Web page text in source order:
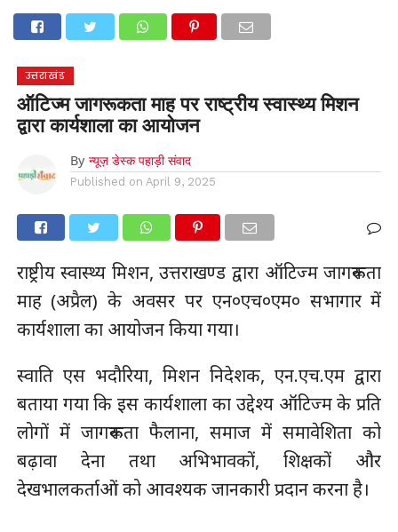
देहरादूननैनीताल
मनोरंजन
उत्तराखंड
ऑटिज्म जागरूकता माह पर राष्ट्रीय स्वास्थ्य मिशन
द्वारा कार्यशाला का आयोजन
By न्यूज़ डेस्क पहाड़ी संवाद
Published on April 9, 2025
राष्ट्रीय स्वास्थ्य मिशन, उत्तराखण्ड द्वारा ऑटिज्म जागरूकता
माह (अप्रैल) के अवसर पर एन०एच०एम० सभागार में
कार्यशाला का आयोजन किया गया।
स्वाति एस भदौरिया, मिशन निदेशक, एन.एच.एम द्वारा
बताया गया कि इस कार्यशाला का उद्देश्य ऑटिज्म के प्रति
लोगों में जागरूकता फैलाना, समाज में समावेशिता को
बढ़ावा देना तथा अभिभावकों, शिक्षकों और
देखभालकर्ताओं को आवश्यक जानकारी प्रदान करना है।